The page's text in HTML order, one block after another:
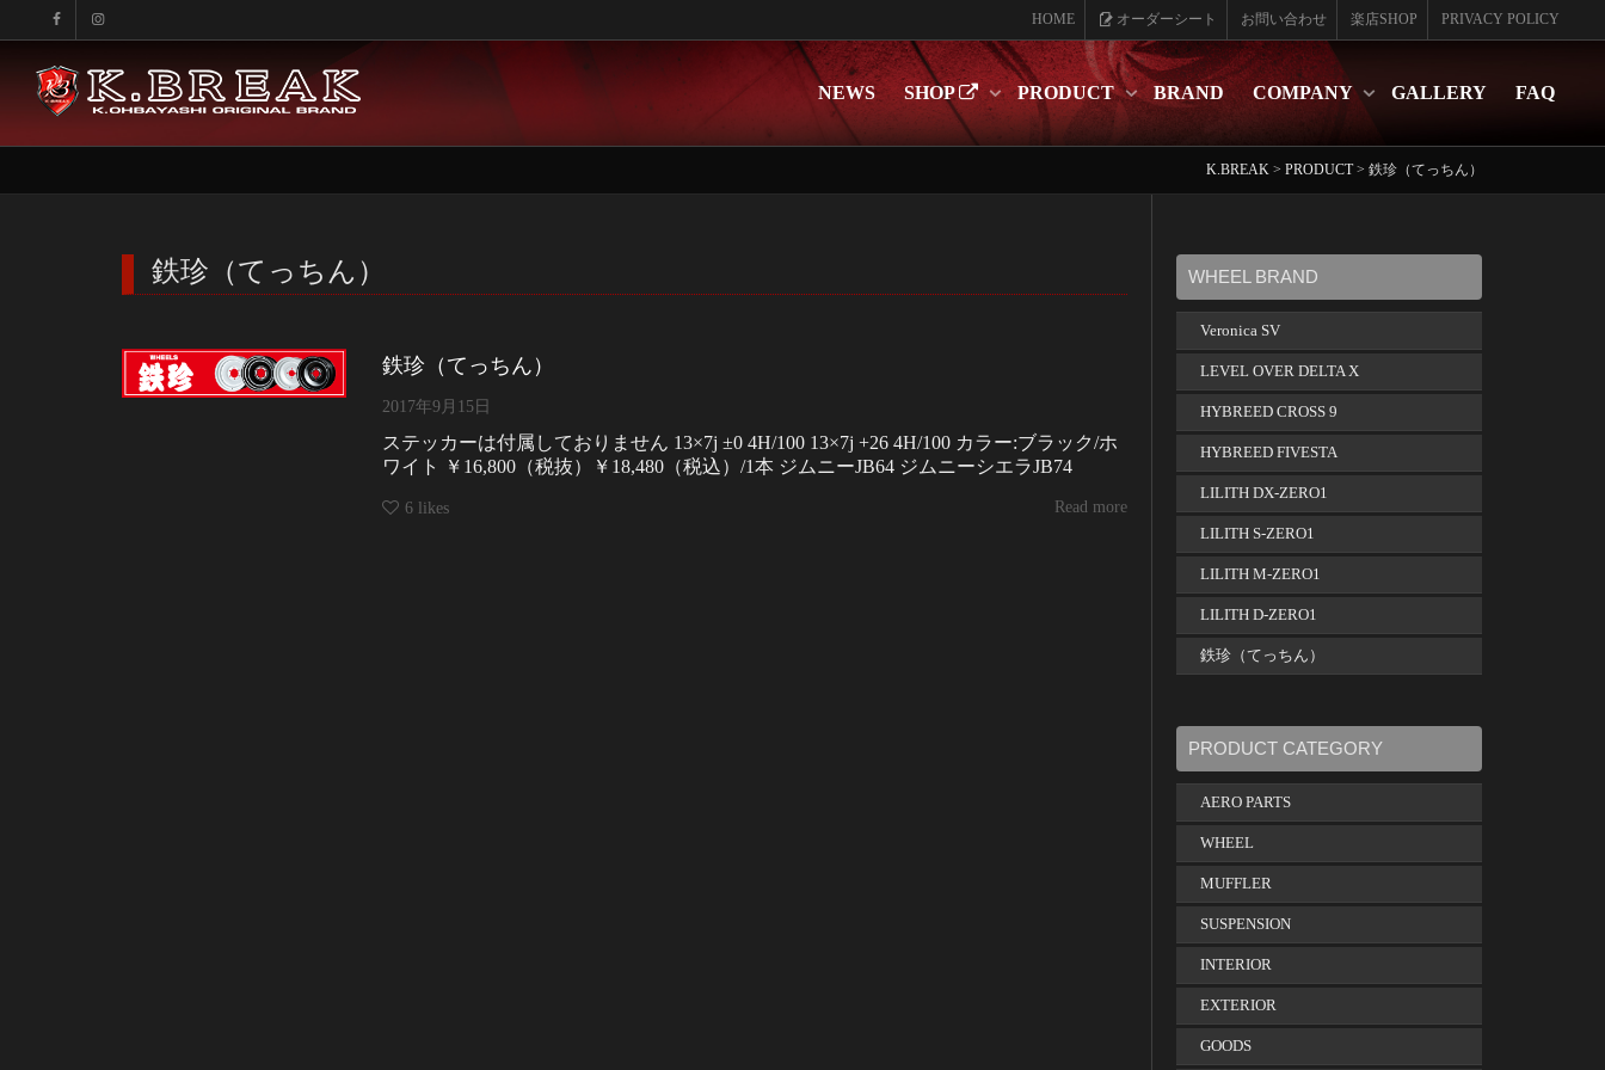
HOME オーダーシート お問い合わせ 楽店SHOP PRIVACY POLICY
NEWS SHOP PRODUCT BRAND COMPANY GALLERY FAQ
K.BREAK > PRODUCT> 鉄珍（てっちん）
鉄珍（てっちん）
鉄珍（てっちん）
2017年9月15日
ステッカーは付属しておりません 13×7j ±0 4H/100 13×7j +26 4H/100 カラー:ブラック/ホ
ワイト ￥16,800（税抜）￥18,480（税込）/1本 ジムニーJB64 ジムニーシエラJB74
6 likes Read more
WHEEL BRAND
Veronica SV
LEVEL OVER DELTA X
HYBREED CROSS 9
HYBREED FIVESTA
LILITH DX-ZERO1
LILITH S-ZERO1
LILITH M-ZERO1
LILITH D-ZERO1
鉄珍（てっちん）
PRODUCT CATEGORY
AERO PARTS
WHEEL
MUFFLER
SUSPENSION
INTERIOR
EXTERIOR
GOODS